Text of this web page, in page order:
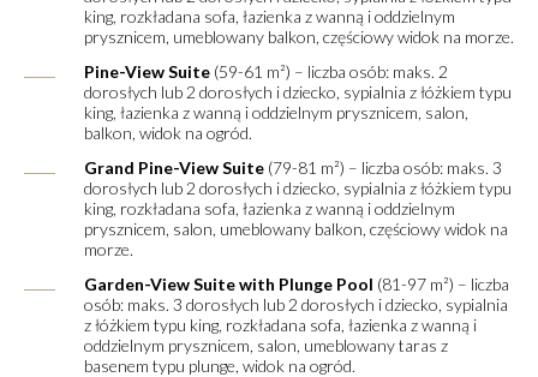
king, rozkładana sofa, łazienka z wanną i oddzielnym
prysznicem, umeblowany balkon, częściowy widok na morze.
Pine-View Suite (59-61 m²) – liczba osób: maks. 2
dorosłych lub 2 dorosłych i dziecko, sypialnia z łóżkiem typu
king, łazienka z wanną i oddzielnym prysznicem, salon,
balkon, widok na ogród.
Grand Pine-View Suite (79-81 m²) – liczba osób: maks. 3
dorosłych lub 2 dorosłych i dziecko, sypialnia z łóżkiem typu
king, rozkładana sofa, łazienka z wanną i oddzielnym
prysznicem, salon, umeblowany balkon, częściowy widok na
morze.
Garden-View Suite with Plunge Pool (81-97 m²) – liczba
osób: maks. 3 dorosłych lub 2 dorosłych i dziecko, sypialnia
z łóżkiem typu king, rozkładana sofa, łazienka z wanną i
oddzielnym prysznicem, salon, umeblowany taras z
basenem typu plunge, widok na ogród.